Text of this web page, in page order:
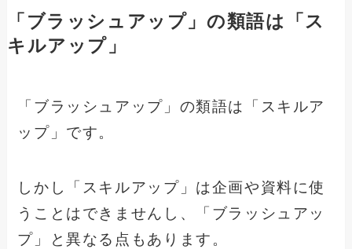
「ブラッシュアップ」の類語は「ス
キルアップ」
「ブラッシュアップ」の類語は「スキルア
ップ」です。
しかし「スキルアップ」は企画や資料に使
うことはできませんし、「ブラッシュアッ
プ」と異なる点もあります。